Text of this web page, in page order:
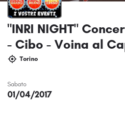
"INRI NIGHT"
- Cibo - Voina al
Torino
Sabato
01/04/2017